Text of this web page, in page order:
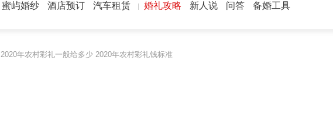
蜜屿婚纱 酒店预订 汽车租赁 婚礼攻略 新人说 问答 备婚工具
2020年农村彩礼一般给多少 2020年农村彩礼钱标准